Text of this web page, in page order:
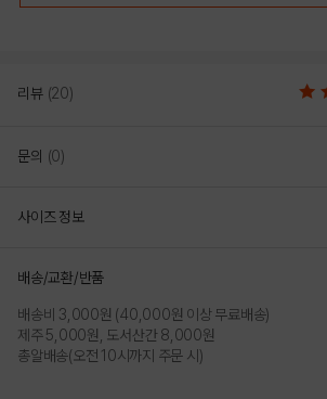
리뷰 (20)
문의 (0)
사이즈 정보
배송/교환/반품
배송비 3,000원 (40,000원 이상 무료배송)
제주 5,000원, 도서산간 8,000원
총알배송(오전 10시까지 주문 시)